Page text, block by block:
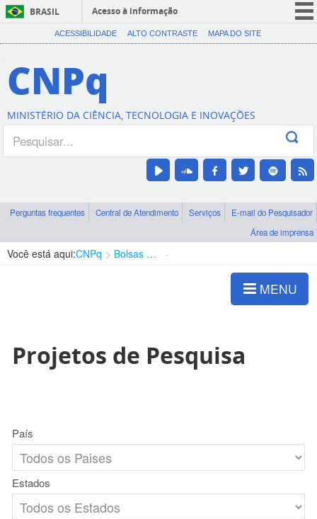
BRASIL
Acesso à informação
CORONAVÍRUS (COVID-19)
Canais
ACESSIBILIDADE ALTO CONTRASTE MAPA DO SITE
CNPq
MINISTÉRIO DA CIÊNCIA, TECNOLOGIA E INOVAÇÕES
Perguntas frequentes Central de Atendimento Serviços
E-mail do Pesquisador
Área de imprensa
Você está aqui:CNPq Bolsas e Auxílios Vigentes
MENU
Projetos de Pesquisa
País
Estados